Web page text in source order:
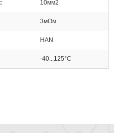
10мм2
3мОм
HAN
-40...125°C